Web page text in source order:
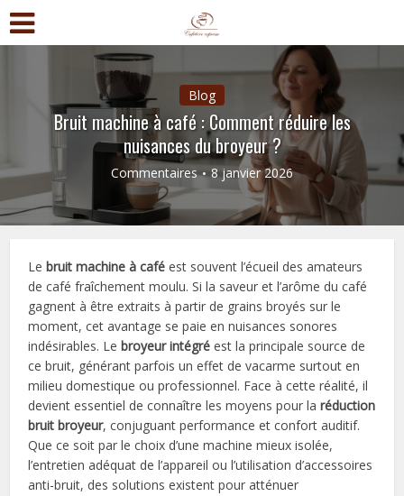
Blog
Bruit machine à café : Comment réduire les
nuisances du broyeur ?
Commentaires 8 janvier 2026
Lebruit machine à café est souvent l’écueil des amateurs
de café fraîchement moulu. Si la saveur et l’arôme du café
gagnent à être extraits à partir de grains broyés sur le
moment, cet avantage se paie en nuisances sonores
indésirables. Lebroyeur intégré est la principale source de
ce bruit, générant parfois un effet de vacarme surtout en
milieu domestique ou professionnel. Face à cette réalité, il
devient essentiel de connaître les moyens pour laréduction
bruit broyeur, conjuguant performance et confort auditif.
Que ce soit par le choix d’une machine mieux isolée,
l’entretien adéquat de l’appareil ou l’utilisation d’accessoires
anti-bruit, des solutions existent pour atténuer